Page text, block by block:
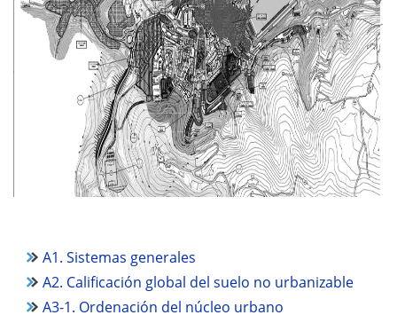
A1. Sistemas generales
A2. Calificación global del suelo no urbanizable
A3-1. Ordenación del núcleo urbano